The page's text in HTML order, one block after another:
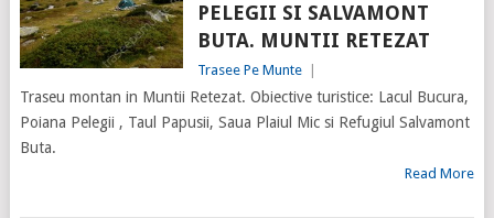
PELEGII SI SALVAMONT
BUTA. MUNTII RETEZAT
Trasee Pe Munte
Traseu montan in Muntii Retezat. Obiective turistice: Lacul Bucura,
Poiana Pelegii , Taul Papusii, Saua Plaiul Mic si Refugiul Salvamont
Buta.
Read More